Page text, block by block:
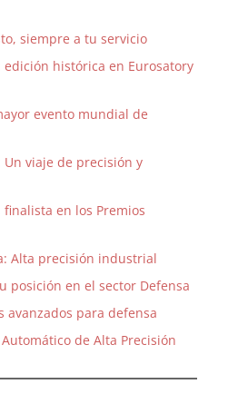
siempre a tu servicio
edición histórica en Eurosatory
evento mundial de
viaje de precisión y
en los Premios
Alta precisión industrial
posición en el sector Defensa
avanzados para defensa
de Alta Precisión